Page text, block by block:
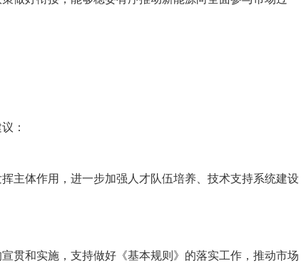
：
体作用，进一步加强人才队伍培养、技术支持系统建设
和实施，支持做好《基本规则》的落实工作，推动市场